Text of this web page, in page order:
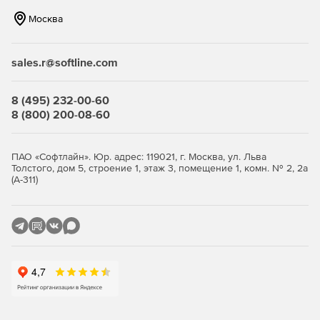
Smartsheet позволяет легко отправлять важные
может отправлять PDF, презентации, текстовые
документы, графические файлы, таблицы и много другое.
С программой Smartsheet можно легко включить
дедлайнов. Smartsheet может отправлять уведомления
через электронную почту. Настройка автоматического
выполнить задание в срок, но и упростить рабочий
процесс. В уведомление включаются только изменения,
внесенные другими соавторами.
Москва
sales.r@softline.com
8 (495) 232-00-60
8 (800) 200-08-60
ПАО «Софтлайн». Юр. адрес: 119021, г. Москва, ул. Льва
Толстого, дом 5, строение 1, этаж 3, помещение 1, комн. № 2, 2а
(А-311)